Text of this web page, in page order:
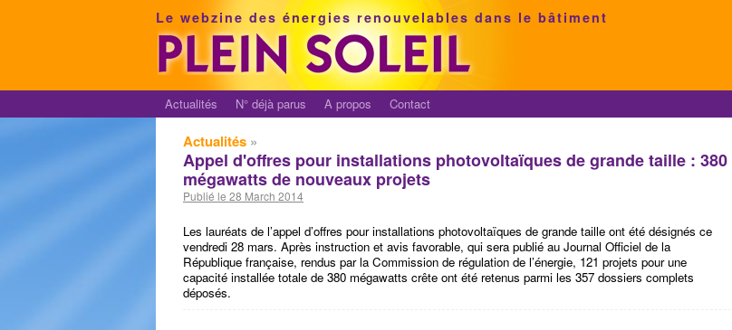
Le webzine des énergies renouvelables dans le bâtiment
Actualités N° déjà parus A propos Contact
Actualités »
Appel d'offres pour installations photovoltaïques de grande taille : 380
mégawatts de nouveaux projets
Publié le 28 March 2014
Les lauréats de l’appel d’offres pour installations photovoltaïques de grande taille ont été désignés ce
vendredi 28 mars. Après instruction et avis favorable, qui sera publié au Journal Officiel de la
République française, rendus par la Commission de régulation de l’énergie, 121 projets pour une
capacité installée totale de 380 mégawatts crête ont été retenus parmi les 357 dossiers complets
déposés.